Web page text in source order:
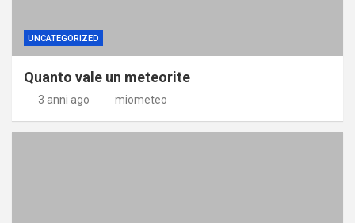
UNCATEGORIZED
Quanto vale un meteorite
3 anni ago miometeo